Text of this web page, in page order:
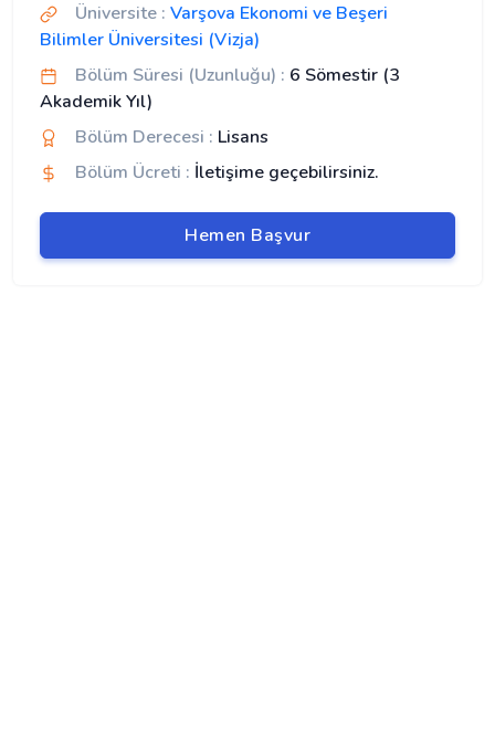
Üniversite : Varşova Ekonomi ve Beşeri
Bilimler Üniversitesi (Vizja)
Bölüm Süresi (Uzunluğu) : 6 Sömestir (3
Akademik Yıl)
Bölüm Derecesi : Lisans
Bölüm Ücreti : İletişime geçebilirsiniz.
Hemen Başvur